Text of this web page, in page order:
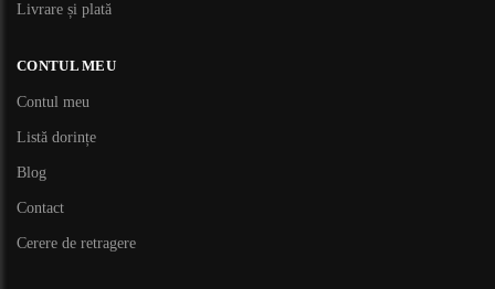
Livrare și plată
CONTUL MEU
Contul meu
Listă dorințe
Blog
Contact
Cerere de retragere